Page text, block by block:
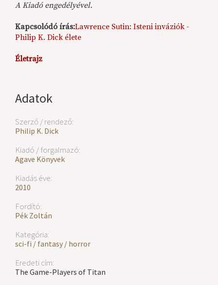
Adatok
Szerző / rendező:
Philip K. Dick
Kiadó / forgalmazó:
Agave Könyvek
Kiadás éve:
2010
Fordító:
Pék Zoltán
Kategória:
sci-fi / fantasy / horror
Eredeti cím:
The Game-Players of Titan
A Kiadó engedélyével.
Kapcsolódó írás:Lawrence Sutin: Isteni inváziók -
Philip K. Dick élete
Életrajz